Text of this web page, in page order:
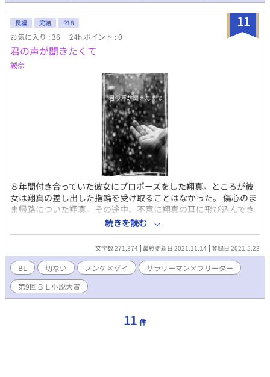
11
長編 完結 R18
お気に入り : 36 24h.ポイント : 0
君の声が聞きたくて
誠奈
８年間付き合っていた彼女にプロポーズをした翔真。ところが彼
女は翔真の差し出した指輪を受け取ることはなかった。 傷心のま
ま帰路についた翔真。その途中、不意に翔真の耳に飛び込んでき
たのは、まるで天使のような歌声だった。 翔真は天使のような歌
声を持つ青年、智樹に恋をした。 しかし二人の間には幾つもの壁
が立ちはだかり、次に会った時には、智樹は声を失っていた。
続きを読む
文字数 271,374 最終更新日 2021.11.14 登録日 2021.5.23
BL 切ない ノンケ×ゲイ
サラリーマン×フリーター
第9回ＢＬ小説大賞
11 件